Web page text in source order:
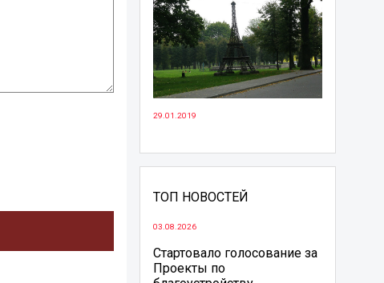
29.01.2019
ТОП НОВОСТЕЙ
03.08.2026
Стартовало голосование за
Проекты по